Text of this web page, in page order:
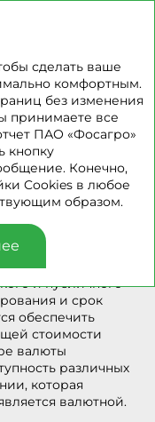
подхода
в рамках данного
«Чистый
на 31 декабря
находится
отношения
оценивает
и публичного
и срок
обеспечить
стоимости
валюты
различных
которая
валютной.
сделать ваше
комфортным.
без изменения
принимаете все
ПАО «Фосагро»
кнопку
Конечно,
Cookies в любое
образом.